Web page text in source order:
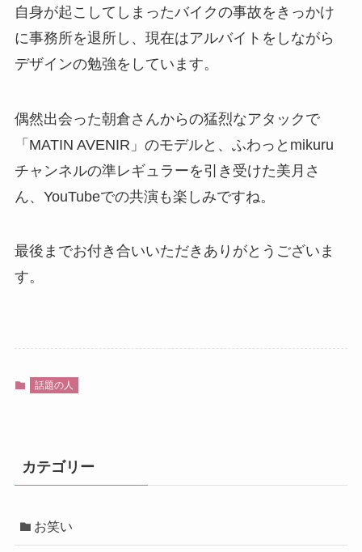
自身が起こしてしまったバイクの事故をきっかけ
に事務所を退所し、現在はアルバイトをしながら
デザインの勉強をしています。
偶然出会った朝倉さんからの猛烈なアタックで
「MATIN AVENIR」のモデルと、ふわっとmikuru
チャンネルの準レギュラーを引き受けた美月さ
ん、YouTubeでの共演も楽しみですね。
最後までお付き合いいただきありがとうございま
す。
話題の人
カテゴリー
お笑い